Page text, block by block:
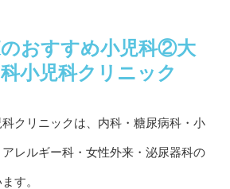
おすすめ小児科②大
小児科クリニック
クリニックは、内科・糖尿病科・小
レルギー科・女性外来・泌尿器科の
す。